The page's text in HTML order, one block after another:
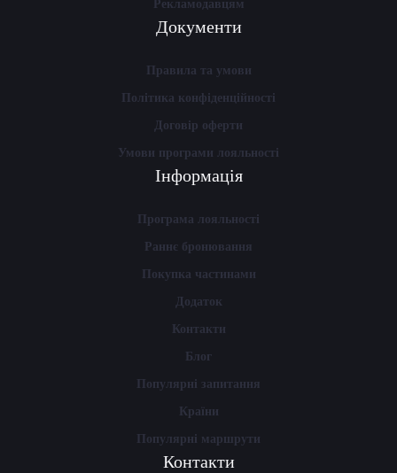
Рекламодавцям
Документи
Правила та умови
Політика конфіденційності
Договір оферти
Умови програми лояльності
Інформація
Програма лояльності
Раннє бронювання
Покупка частинами
Додаток
Контакти
Блог
Популярні запитання
Країни
Популярні маршрути
Контакти